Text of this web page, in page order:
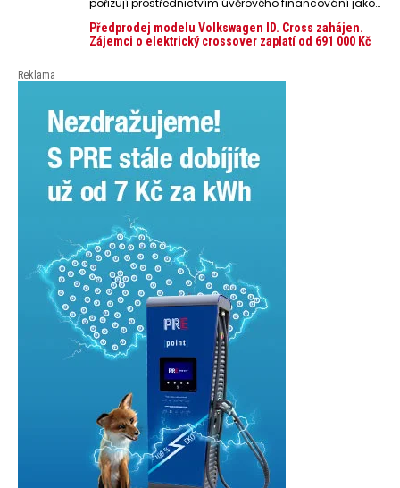
pořizují prostřednictvím úvěrového financování jako
auto. Průměrná pořizovací cena vozu dosahuje 337
tisíc korun a průměrná financovaná částka
přesahuje 251 tisíc korun. Vyplývá to z dat Leasingu
Předprodej modelu Volkswagen ID. Cross zahájen.
Zájemci o elektrický crossover zaplatí od 691 000 Kč
Reklama